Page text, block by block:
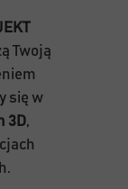
Twoją
się w
3D,